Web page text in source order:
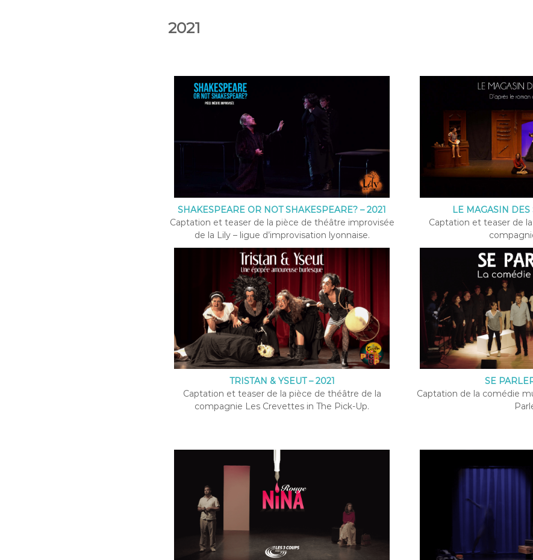
2021
SHAKESPEARE OR NOT SHAKESPEARE? – 2021
Captation et teaser de la pièce de théâtre improvisée
de la Lily – ligue d’improvisation lyonnaise.
LE MAGASIN DES
Captation et teaser de
TRISTAN & YSEUT – 2021
Captation et teaser de la pièce de théâtre de la
compagnie Les Crevettes in The Pick-Up.
SE
Captation de la comédie